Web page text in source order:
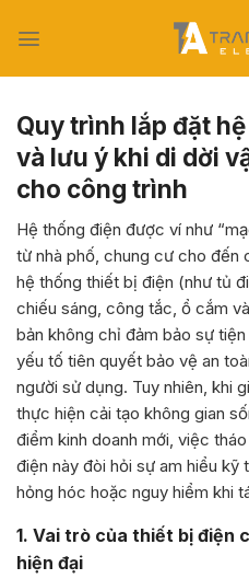
Quy trình lắp đặt
và lưu ý khi di dời
cho công trình
Hệ thống điện được ví như
từ nhà phố, chung cư cho đến
hệ thống thiết bị điện (như tủ
chiếu sáng, công tắc, ổ cắm
bản không chỉ đảm bảo sự
yếu tố tiên quyết bảo vệ an
người sử dụng. Tuy nhiên, khi
thực hiện cải tạo không gian
điểm kinh doanh mới, việc
điện này đòi hỏi sự am hiểu kỹ
hỏng hóc hoặc nguy hiểm khi
1. Vai trò của thiết bị điện
hiện đại